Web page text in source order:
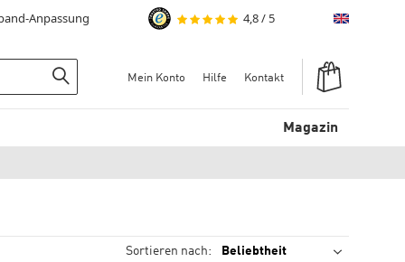
Anpassung 4,8/ 5 English
Suchen Mein Konto Hilfe Kontakt
Warenkorb
Magazin
Sortieren nach: